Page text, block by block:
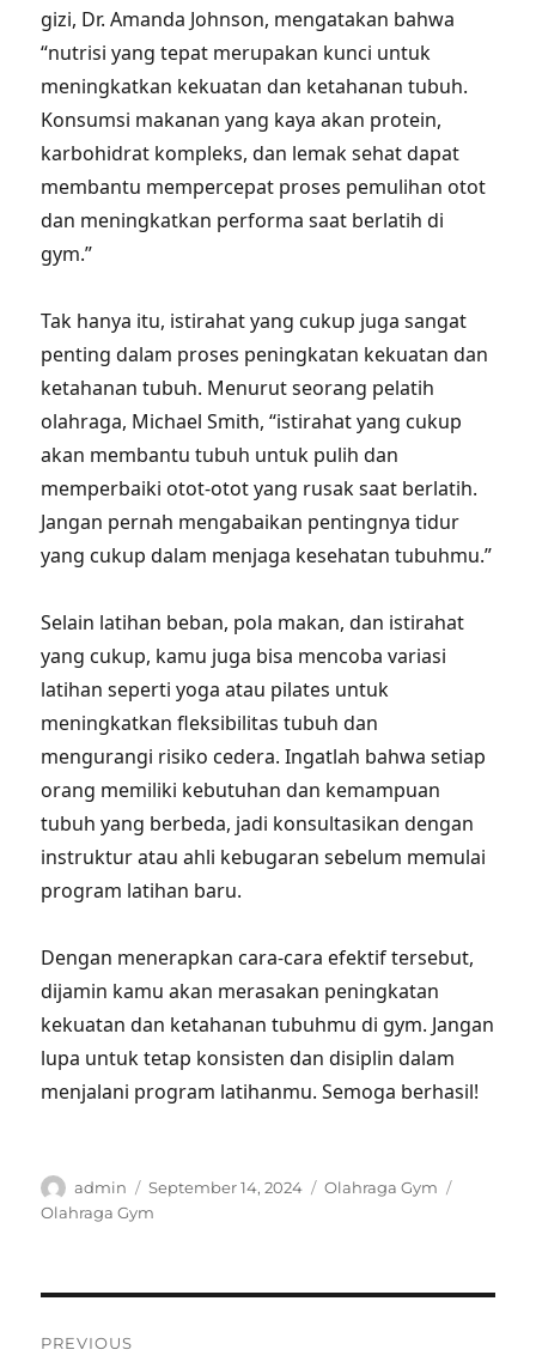
gizi, Dr. Amanda Johnson, mengatakan bahwa
“nutrisi yang tepat merupakan kunci untuk
meningkatkan kekuatan dan ketahanan tubuh.
Konsumsi makanan yang kaya akan protein,
karbohidrat kompleks, dan lemak sehat dapat
membantu mempercepat proses pemulihan otot
dan meningkatkan performa saat berlatih di
gym.”
Tak hanya itu, istirahat yang cukup juga sangat
penting dalam proses peningkatan kekuatan dan
ketahanan tubuh. Menurut seorang pelatih
olahraga, Michael Smith, “istirahat yang cukup
akan membantu tubuh untuk pulih dan
memperbaiki otot-otot yang rusak saat berlatih.
Jangan pernah mengabaikan pentingnya tidur
yang cukup dalam menjaga kesehatan tubuhmu.”
Selain latihan beban, pola makan, dan istirahat
yang cukup, kamu juga bisa mencoba variasi
latihan seperti yoga atau pilates untuk
meningkatkan fleksibilitas tubuh dan
mengurangi risiko cedera. Ingatlah bahwa setiap
orang memiliki kebutuhan dan kemampuan
tubuh yang berbeda, jadi konsultasikan dengan
instruktur atau ahli kebugaran sebelum memulai
program latihan baru.
Dengan menerapkan cara-cara efektif tersebut,
dijamin kamu akan merasakan peningkatan
kekuatan dan ketahanan tubuhmu di gym. Jangan
lupa untuk tetap konsisten dan disiplin dalam
menjalani program latihanmu. Semoga berhasil!
Author
admin
Posted
on
September 14, 2024 Categories
Olahraga Gym
Olahraga Gym
PREVIOUS